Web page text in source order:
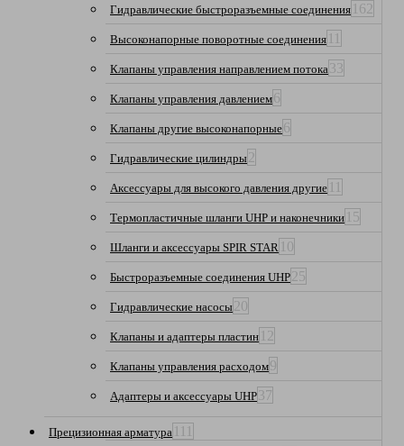
Гидравлические быстроразъемные соединения 162
Высоконапорные поворотные соединения 11
Клапаны управления направлением потока 33
Клапаны управления давлением6
Клапаны другие высоконапорные6
Гидравлические цилиндры2
Аксессуары для высокого давления другие 11
Термопластичные шланги UHP и наконечники 15
Шланги и аксессуары SPIR STAR 10
Быстроразъемные соединения UHP25
Гидравлические насосы20
Клапаны и адаптеры пластин 12
Клапаны управления расходом9
Адаптеры и аксессуары UHP 37
Прецизионная арматура 111